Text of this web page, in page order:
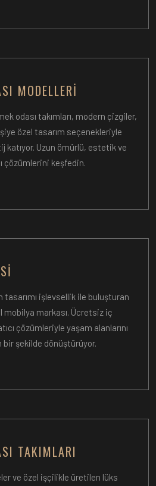
MODELLERI
odası takımları, modern çizgiler,
özel tasarım seçenekleriyle
katıyor. Uzun ömürlü, estetik ve
çözümlerini keşfedin.
işlevsellik ile buluşturan
mobilya markası. Ücretsiz iç
çözümleriyle yaşam alanlarını
şekilde dönüştürüyor.
TAKIMLARI
ve özel işçilikle üretilen lüks